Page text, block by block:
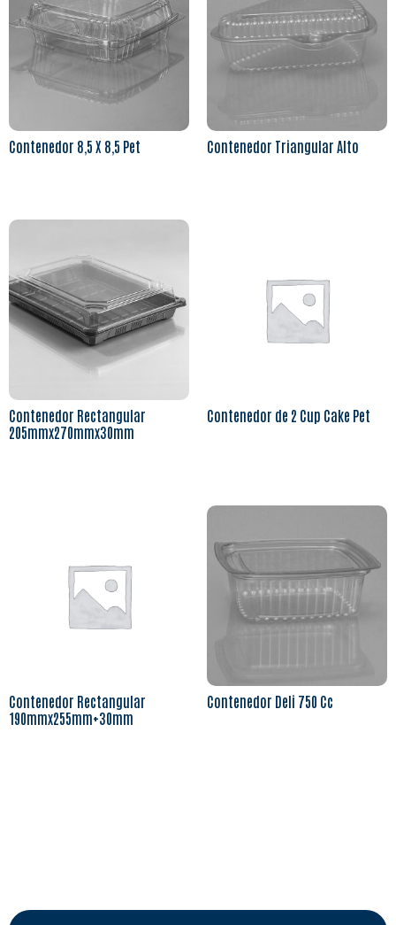
Contenedor 8,5 X 8,5 Pet Contenedor Triangular Alto
Contenedor Rectangular
205mmx270mmx30mm
Contenedor de 2 Cup Cake Pet
Contenedor Rectangular
190mmx255mm+30mm
Contenedor Deli 750 Cc